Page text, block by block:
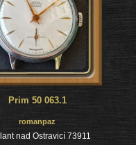
Prim 50 063.1
romanpaz
nad Ostravicí 73911